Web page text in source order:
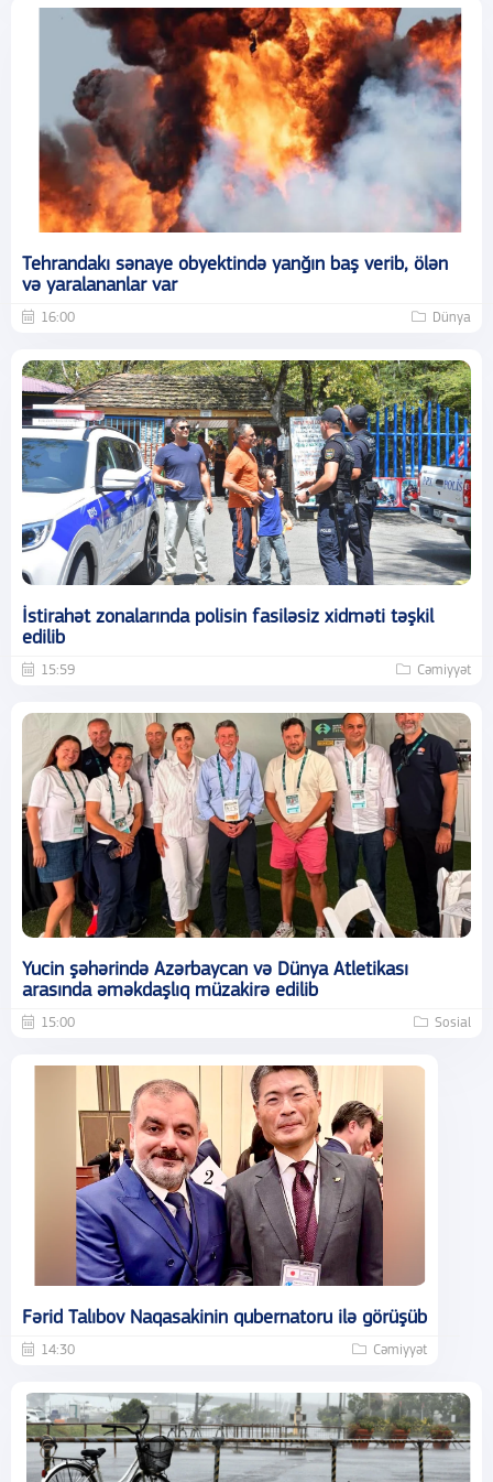
Tehrandakı sənaye obyektində yanğın baş verib, ölən
və yaralananlar var
16:00 Dünya
İstirahət zonalarında polisin fasiləsiz xidməti təşkil
edilib
15:59 Cəmiyyət
Yucin şəhərində Azərbaycan və Dünya Atletikası
arasında əməkdaşlıq müzakirə edilib
15:00 Sosial
Fərid Talıbov Naqasakinin qubernatoru ilə görüşüb
14:30 Cəmiyyət